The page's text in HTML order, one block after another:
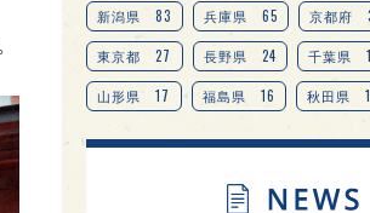
新潟県 83 兵庫県 65 京都府
東京都 27 長野県 24 千葉県
山形県 17 福島県 16 秋田県
愛知県 14 宮城県 14 岐阜県